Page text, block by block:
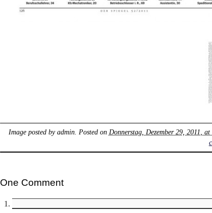
Image posted byadmin. Posted on Donnerstag, Dezember 29, 2011,
One Comment